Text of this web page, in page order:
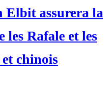
Elbit assurera la
Rafale et les
et chinois